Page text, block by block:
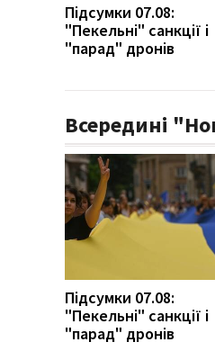
Підсумки 07.08:
"Пекельні" санкції і
"парад" дронів
Всередині
Підсумки 07.08:
"Пекельні" санкції і
"парад" дронів